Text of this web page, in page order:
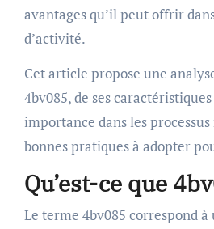
avantages qu’il peut offrir
d’activité.
Cet article propose une
4bv085, de ses
importance dans les
bonnes pratiques à adopter
Qu’est-ce que
Le terme 4bv085 correspond